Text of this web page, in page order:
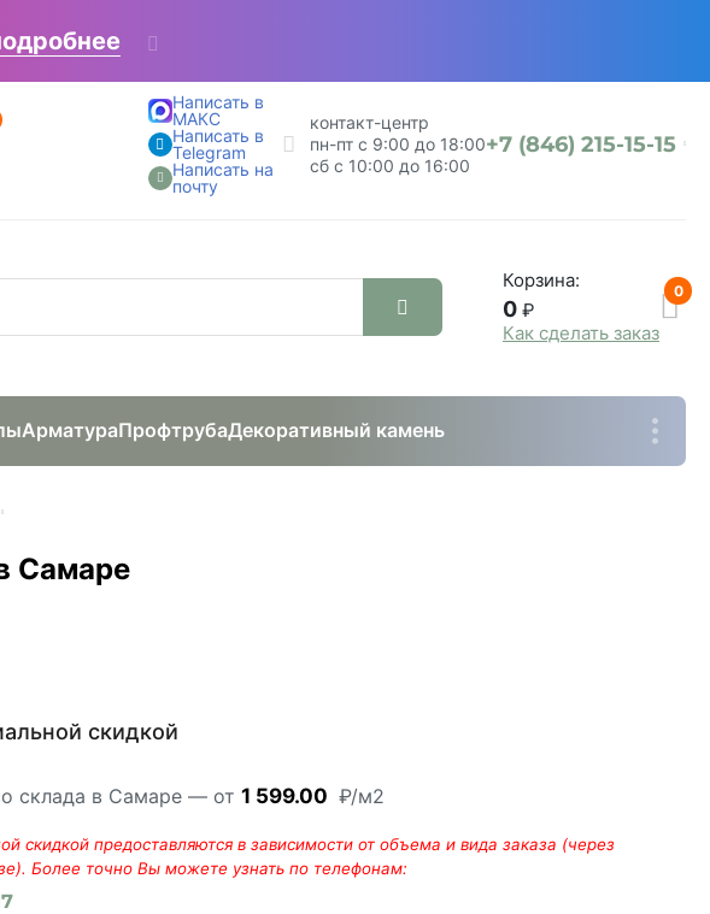
Написать в
МАКС
Написать в
Telegram
Написать на
почту
контакт-центр
пн-пт с 9:00 до 18:00
сб с 10:00 до 16:00
+7 (846) 215-15-15
Корзина:
0 ₽
Как сделать заказ
0
АрматураПрофтрубаДекоративный камень
Самаре
скидкой
склада в Самаре — от 1 599.00 ₽/м2
скидкой предоставляются в зависимости от объема и вида заказа (через
Более точно Вы можете узнать по телефонам: